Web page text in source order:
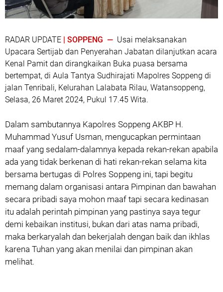
RADAR UPDATE | SOPPENG — Usai melaksanakan
Upacara Sertijab dan Penyerahan Jabatan dilanjutkan acara
Kenal Pamit dan dirangkaikan Buka puasa bersama
bertempat, di Aula Tantya Sudhirajati Mapolres Soppeng di
jalan Tenribali, Kelurahan Lalabata Rilau, Watansoppeng,
Selasa, 26 Maret 2024, Pukul 17.45 Wita.
Dalam sambutannya Kapolres Soppeng AKBP H.
Muhammad Yusuf Usman, mengucapkan permintaan
maaf yang sedalam-dalamnya kepada rekan-rekan apabila
ada yang tidak berkenan di hati rekan-rekan selama kita
bersama bertugas di Polres Soppeng ini, tapi begitu
memang dalam organisasi antara Pimpinan dan bawahan
secara pribadi saya mohon maaf tapi secara kedinasan
itu adalah perintah pimpinan yang pastinya saya tegur
demi kebaikan institusi, bukan dari atas nama pribadi,
maka berkaryalah dan bekerjalah dengan baik dan ikhlas
karena Tuhan yang akan menilai dan pimpinan akan
melihat.